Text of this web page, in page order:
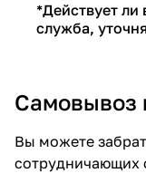
*Действует ли
служба,
Самовывоз
Вы можете
сотрудничающих